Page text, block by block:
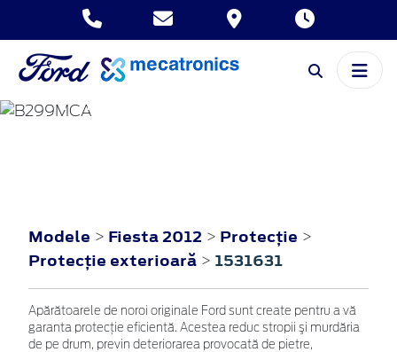
FIESTA
Modele > Fiesta 2012 > Protecţie >
Protecţie exterioară > 1531631
Apărătoarele de noroi originale Ford sunt create pentru a vă
garanta protecţie eficientă. Acestea reduc stropii şi murdăria
de pe drum, previn deteriorarea provocată de pietre,